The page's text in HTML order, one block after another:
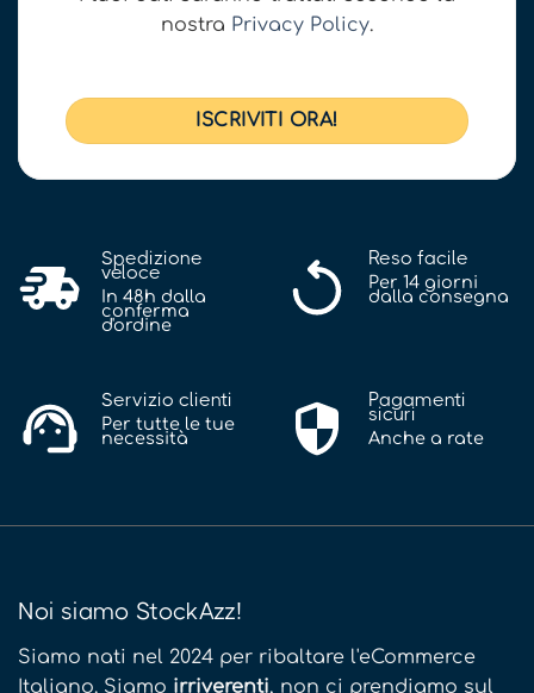
nostra Privacy Policy.
Spedizione
veloce
In 48h dalla
conferma
d'ordine
Reso facile
Per 14 giorni
dalla consegna
Servizio clienti
Per tutte le tue
necessità
Pagamenti
sicuri
Anche a rate
Noi siamo StockAzz!
Siamo nati nel 2024 per ribaltare l'eCommerce
Italiano. Siamo irriverenti, non ci prendiamo sul